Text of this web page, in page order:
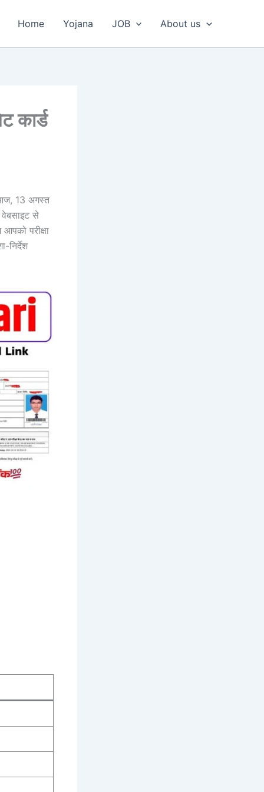
Home Yojana JOB About us
कार्ड
आज, 13 अगस्त
वेबसाइट से
परीक्षा
निर्देश